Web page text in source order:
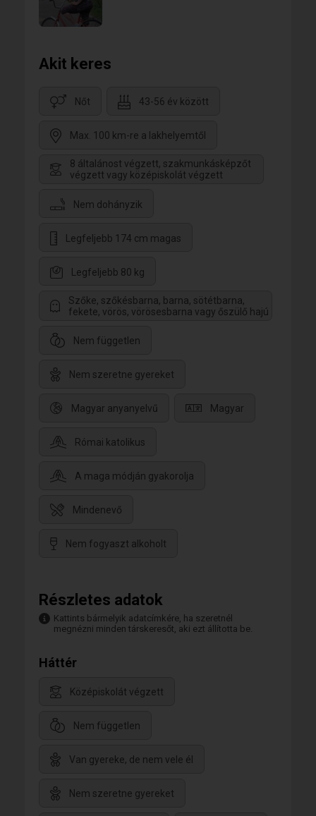
Akit keres
Nőt 43-56 év között
Max. 100 km-re a lakhelyemtől
8 általánost végzett, szakmunkásképzőt
végzett vagy középiskolát végzett
Nem dohányzik
Legfeljebb 174 cm magas
Legfeljebb 80 kg
Szőke, szőkésbarna, barna, sötétbarna,
fekete, vörös, vörösesbarna vagy őszülő hajú
Nem független
Nem szeretne gyereket
Magyar anyanyelvű Magyar
Római katolikus
A maga módján gyakorolja
Mindenevő
Nem fogyaszt alkoholt
Részletes adatok
Kattints bármelyik adatcímkére, ha szeretnél
megnézni minden társkeresőt, aki ezt állította be.
Háttér
Középiskolát végzett
Nem független
Van gyereke, de nem vele él
Nem szeretne gyereket